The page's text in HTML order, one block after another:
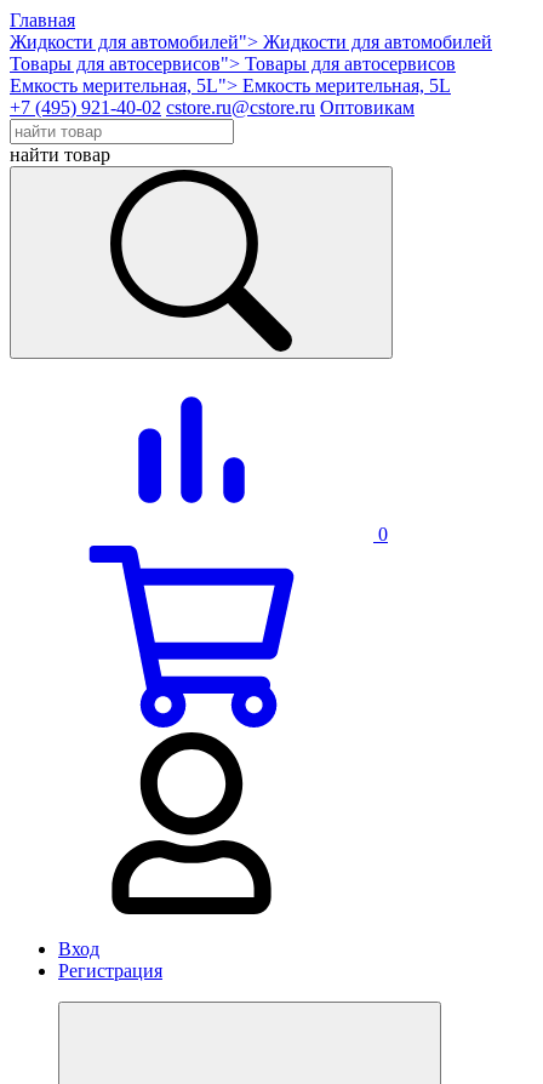
Главная
Жидкости для автомобилей"> Жидкости для автомобилей
Товары для автосервисов"> Товары для автосервисов
Емкость мерительная, 5L"> Емкость мерительная, 5L
+7 (495) 921-40-02 cstore.ru@cstore.ru Оптовикам
найти товар
0
Вход
Регистрация